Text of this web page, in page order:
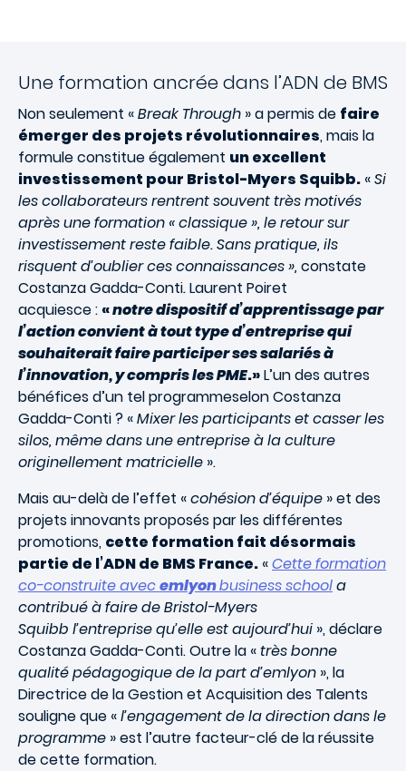
Une formation ancrée dans l’ADN de BMS
Non seulement «Break Through » a permis de faire
émerger des projets révolutionnaires, mais la
formule constitue également un excellent
investissement pour Bristol-Myers Squibb. «Si
les collaborateurs rentrent souvent très motivés
après une formation « classique », le retour sur
investissement reste faible. Sans pratique, ils
risquent d’oublier ces connaissances », constate
Costanza Gadda-Conti.Laurent Poiret
acquiesce : «notre dispositif d’apprentissage par
l’action convient à tout type d’entreprise qui
souhaiterait faire participer ses salariés à
l’innovation, y compris les PME.»L’un des autres
bénéfices d’un tel programmeselon Costanza
Gadda-Conti ? «Mixer les participants et casser les
silos, même dans une entreprise à la culture
originellement matricielle ».
Mais au-delà de l’effet «cohésion d’équipe » et des
projets innovants proposés par les différentes
promotions, cette formation fait désormais
partie de l’ADN de BMS France. «Cette formation
co-construite avecemlyonbusiness schoola
contribué à faire de Bristol-Myers
Squibb l’entreprise qu’elle est aujourd’hui », déclare
Costanza Gadda-Conti. Outre la «très bonne
qualité pédagogique de la part d’emlyon », la
Directrice de la Gestion et Acquisition des Talents
souligne que «l’engagement de la direction dans le
programme » est l’autre facteur-clé de la réussite
de cette formation.